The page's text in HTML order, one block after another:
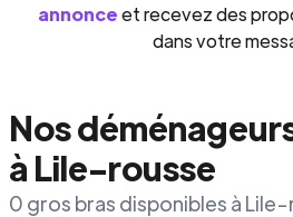
annonceet recevez des
dans votre
Nos
à Lile-rousse
0 gros bras disponibles à